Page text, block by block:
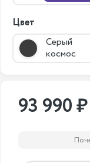
Цвет
Серый
космос
93 990 ₽